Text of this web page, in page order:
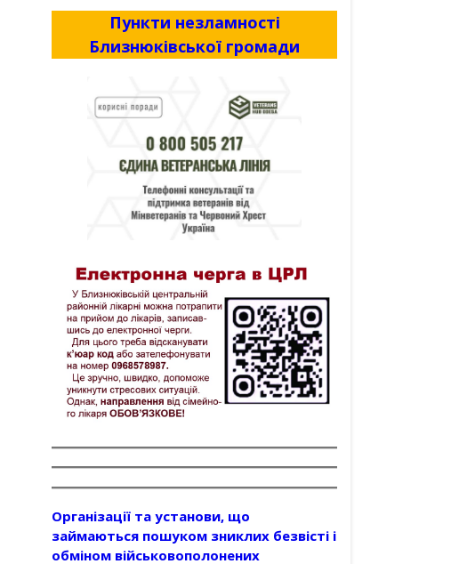
Пункти незламності
Близнюківської громади
Організації та установи, що
займаються пошуком зниклих безвісті і
обміном військовополонених